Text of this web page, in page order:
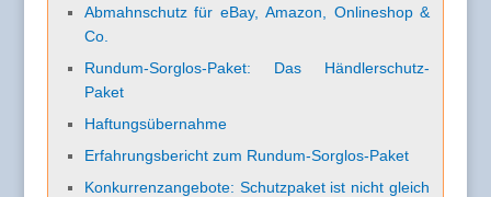
Abmahnschutz für eBay, Amazon, Onlineshop &
Co.
Rundum-Sorglos-Paket: Das Händlerschutz-
Paket
Haftungsübernahme
Erfahrungsbericht zum Rundum-Sorglos-Paket
Konkurrenzangebote: Schutzpaket ist nicht gleich